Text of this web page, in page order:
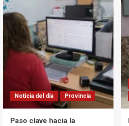
Noticia del día Provincia
Paso clave hacia la